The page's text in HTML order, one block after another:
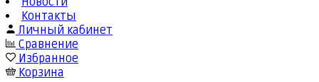
Контакты
Личный кабинет
Сравнение
Избранное
Корзина